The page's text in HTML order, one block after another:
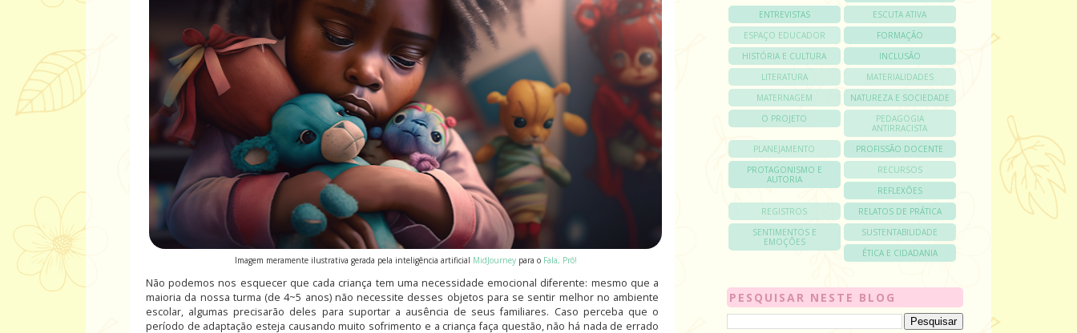
Imagem meramente ilustrativa gerada pela inteligência artificial MidJourneypara o Fala, Prô!
Não podemos nos esquecer que cada criança tem uma necessidade emocional diferente: mesmo que a
maioria da nossa turma (de 4~5 anos) não necessite desses objetos para se sentir melhor no ambiente
escolar, algumas precisarão deles para suportar a ausência de seus familiares. Caso perceba que o
período de adaptação esteja causando muito sofrimento e a criança faça questão, não há nada de errado
ENTREVISTAS
ESCUTA ATIVA
ESPAÇO EDUCADOR
FORMAÇÃO
HISTÓRIA E CULTURA
INCLUSÃO
LITERATURA
MATERIALIDADES
MATERNAGEM
NATUREZA E SOCIEDADE
O PROJETO
PEDAGOGIA
ANTIRRACISTA
PLANEJAMENTO
PROFISSÃO DOCENTE
PROTAGONISMO E
AUTORIA
RECURSOS
REFLEXÕES
REGISTROS
RELATOS DE PRÁTICA
SENTIMENTOS E
EMOÇÕES
SUSTENTABILIDADE
ÉTICA E CIDADANIA
PESQUISAR NESTE BLOG